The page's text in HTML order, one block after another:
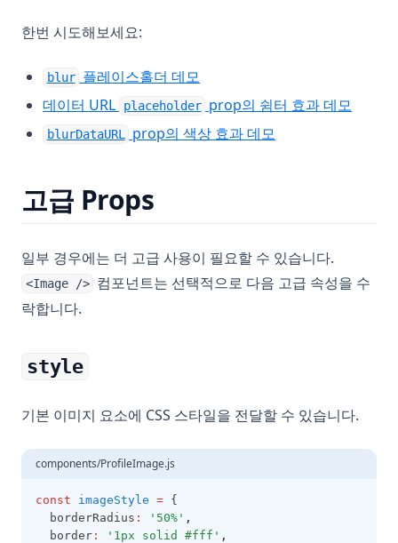
한번 시도해보세요:
blur 플레이스홀더 데모
데이터 URL
placeholder prop의 쉼터 효과 데모
blurDataURL prop의 색상 효과 데모
고급 Props
일부 경우에는 더 고급 사용이 필요할 수 있습니다.
<Image /> 컴포넌트는 선택적으로 다음 고급 속성을 수
락합니다.
style
기본 이미지 요소에 CSS 스타일을 전달할 수 있습니다.
components/ProfileImage.js
const imageStyle = {
  borderRadius
: '50%' ,
  border
: '1px solid #fff' ,